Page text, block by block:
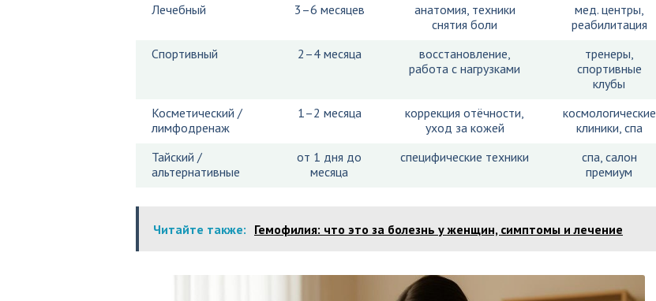
Лечебный
3–6 месяцев
анатомия, техники
снятия боли
мед. центры,
реабилитация
Спортивный
2–4 месяца
восстановление,
работа с нагрузками
тренеры,
спортивные
клубы
Косметический /
лимфодренаж
1–2 месяца
коррекция отёчности,
уход за кожей
космологические
клиники, спа
Тайский /
альтернативные
от 1 дня до
месяца
специфические техники
спа, салон
премиум
Читайте также: Гемофилия: что это за болезнь у женщин, симптомы и лечение